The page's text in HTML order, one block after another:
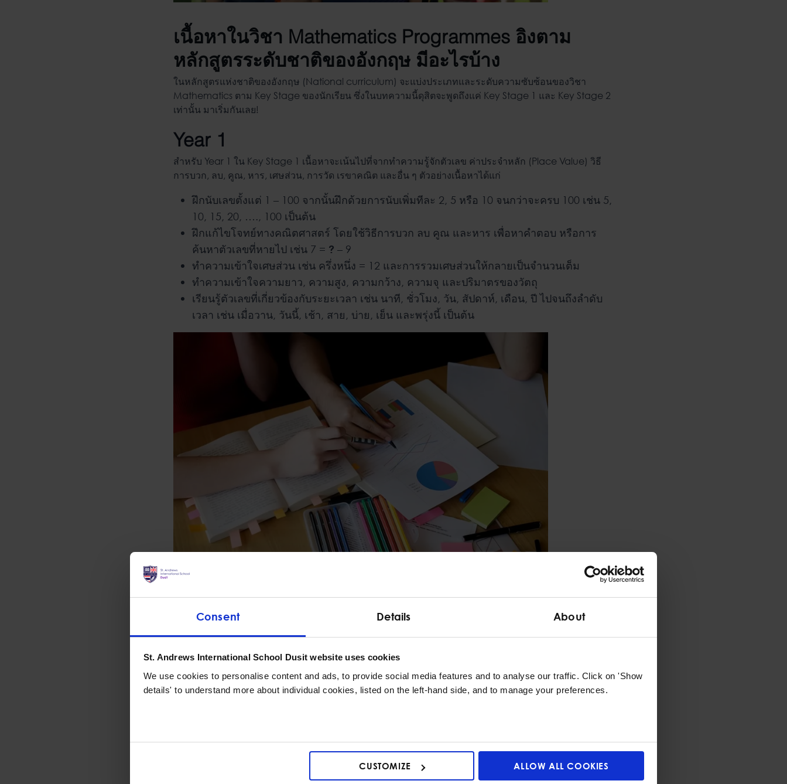
Consent Details About
St. Andrews International School Dusit website uses cookies
We use cookies to personalise content and ads, to provide social media features and to analyse our traffic. Click on 'Show
details' to understand more about individual cookies, listed on the left-hand side, and to manage your preferences.
CUSTOMIZE ALLOW ALL COOKIES
เนื้อหาในวิชา Mathematics Programmes อิงตาม
หลักสูตรระดับชาติของอังกฤษ มีอะไรบ้าง
ในหลักสูตรแห่งชาติของอังกฤษ (National curriculum) จะแบ่งประเภทและระดับความซับซ้อนของวิชา
Mathematics ตาม Key Stage ของนักเรียน ซึ่งในบทความนี้ดุสิตจะพูดถึงแค่ Key Stage 1 และ Key Stage 2
เท่านั้น มาเริ่มกันเลย!
Year 1
สำหรับ Year 1 ใน Key Stage 1 เนื้อหาจะเน้นไปที่จากทำความรู้จักตัวเลข ค่าประจำหลัก (Place Value) วิธี
การบวก, ลบ, คูณ, หาร, เศษส่วน, การวัด เรขาคณิต และอื่น ๆ ตัวอย่างเนื้อหาได้แก่
ฝึกนับเลขตั้งแต่ 1 – 100 จากนั้นฝึกด้วยการนับเพิ่มทีละ 2, 5 หรือ 10 จนกว่าจะครบ 100 เช่น 5,
10, 15, 20, …., 100 เป็นต้น
ฝึกแก้ไขโจทย์ทางคณิตศาสตร์ โดยใช้วิธีการบวก ลบ คูณ และหาร เพื่อหาคำตอบ หรือการ
ค้นหาตัวเลขที่หายไป เช่น 7 = ? – 9
ทำความเข้าใจเศษส่วน เช่น ครึ่งหนึ่ง = 1 2 และการรวมเศษส่วนให้กลายเป็นจำนวนเต็ม
ทำความเข้าใจความยาว, ความสูง, ความกว้าง, ความจุ และปริมาตรของวัตถุ
เรียนรู้ตัวเลขที่เกี่ยวข้องกับระยะเวลา เช่น นาที, ชั่วโมง, วัน, สัปดาห์, เดือน, ปี ไปจนถึงลำดับ
เวลา เช่น เมื่อวาน, วันนี้, เช้า, สาย, บ่าย, เย็น และพรุ่งนี้ เป็นต้น
Year 2
Mathematics Programmesของ Year 2 หัวข้อเนื้อหาคล้ายกับ Year 1 แต่จะมีความซับซ้อนกว่า และเพิ่ม
เนื้อหาของสถิติ (Statistics) และความน่าจะเป็นเข้ามาด้วย
เปรียบเทียบและเรียงลำดับตัวเลขตั้งแต่ 0 ถึง 100 ใช้เครื่องหมาย <, > และ =
ทำความเข้าใจความสัมพันธ์ผกผันของการบวกและการลบ เช่น 9 + 6 = 15 และ 9 – 6 = 3
สามารถเลือกและใช้หน่วยวัดที่เหมาะสม เช่น เซนติเมตร, เมตร, กิโลกรัม, มิลลิกรัม, ลิตร